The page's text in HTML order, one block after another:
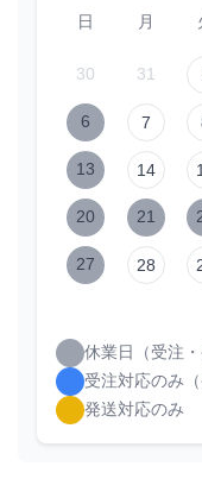
日 月
30 31
6 7
13 14
20 21
27 28
休業日（受注・
受注対応のみ
発送対応のみ